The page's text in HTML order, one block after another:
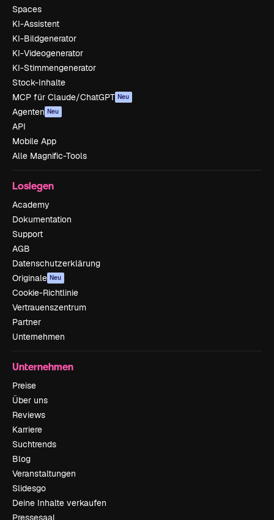
Spaces
KI-Assistent
KI-Bildgenerator
KI-Videogenerator
KI-Stimmengenerator
Stock-Inhalte
MCP für Claude/ChatGPT Neu
Agenten Neu
API
Mobile App
Alle Magnific-Tools
Loslegen
Academy
Dokumentation
Support
AGB
Datenschutzerklärung
Originale Neu
Cookie-Richtlinie
Vertrauenszentrum
Partner
Unternehmen
Unternehmen
Preise
Über uns
Reviews
Karriere
Suchtrends
Blog
Veranstaltungen
Slidesgo
Deine Inhalte verkaufen
Pressesaal